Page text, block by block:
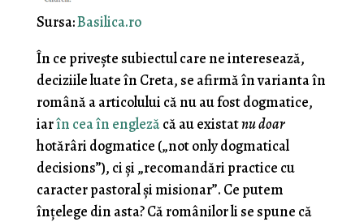
Sursa:Basilica.ro
În ce privește subiectul care ne interesează,
deciziile luate în Creta, se afirmă în varianta în
română a articolului că nu au fost dogmatice,
iarîn cea în englezăcă au existatnu doar
hotărâri dogmatice („not only dogmatical
decisions”), ci și „recomandări practice cu
caracter pastoral și misionar”. Ce putem
înțelege din asta? Că românilor li se spune că